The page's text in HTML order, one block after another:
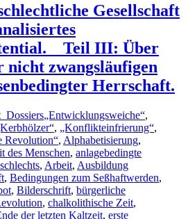
Gesellschaft
_ Teil III: Über
nicht zwangsläufigen
Herrschaft.
„Entwicklungsweiche“,
, „Konflikteinfrierung“,
Revolution“, Alphabetisierung,
des Menschen, anlagebedingte
, Arbeit, Ausbildung
, Bedingungen zum Seßhaftwerden,
, Bilderschrift, bürgerliche
, chalkolithische Zeit,
der letzten Kaltzeit, erste